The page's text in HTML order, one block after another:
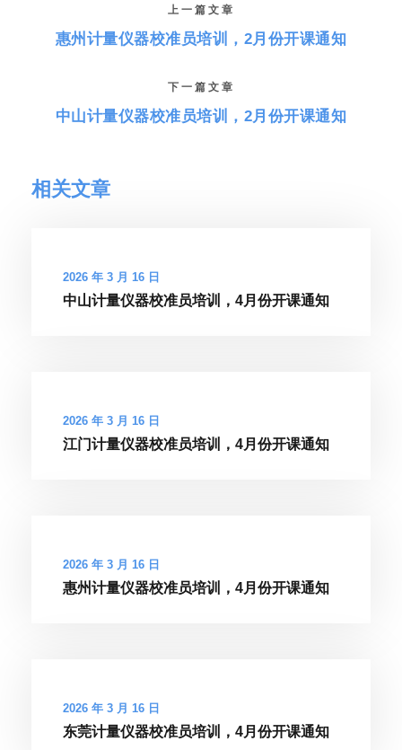
上一篇文章
惠州计量仪器校准员培训，2月份开课通知
下一篇文章
中山计量仪器校准员培训，2月份开课通知
相关文章
2026 年 3 月 16 日
中山计量仪器校准员培训，4月份开课通知
2026 年 3 月 16 日
江门计量仪器校准员培训，4月份开课通知
2026 年 3 月 16 日
惠州计量仪器校准员培训，4月份开课通知
2026 年 3 月 16 日
东莞计量仪器校准员培训，4月份开课通知